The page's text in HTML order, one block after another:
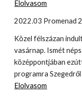
Elolvasom
2022.03 Promenad
Közel félszázan
vasárnap. Ismét
középpontjában
programra
Elolvasom